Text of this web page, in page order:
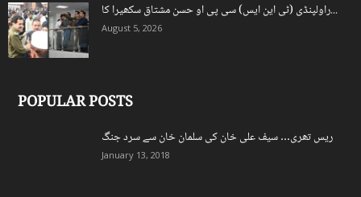
راولپنڈی (ٹی این ایس) سی پی او حسن مشتاق سکھیرا کا...
August 5, 2026
POPULAR POSTS
ریس تھری… سیف علی خان کی سلمان خان سے سرد جنگ
January 13, 2018